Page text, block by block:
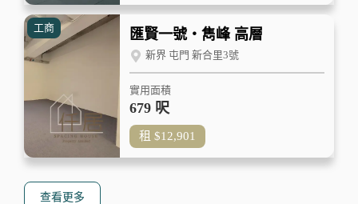
查看更多
工商 匯賢一號‧雋峰 高層
新界 屯門 新合里3號
實用面積
679 呎
租 $12,901